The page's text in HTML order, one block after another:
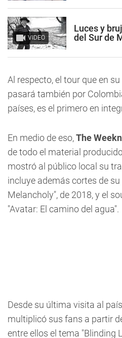
VIDEO
Luces y
del Sur de
Al respecto, el tour que en
pasará también por
países, es el primero en
En medio de eso,The
de todo el material
mostró al público local su
incluye además cortes de
Melancholy", de 2018, y el
"Avatar: El camino del agua".
Desde su última visita al
multiplicó sus fans a partir
entre ellos el tema "Blinding